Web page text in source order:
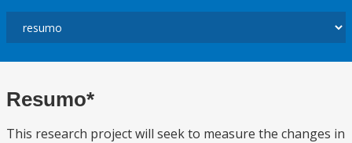
Resumo*
This research project will seek to measure the changes in